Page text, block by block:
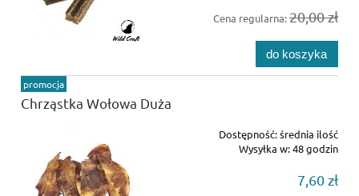
Cena regularna:20,00 zł
do koszyka
Chrząstka Wołowa Duża
Dostępność:średnia ilość
Wysyłka w:48 godzin
7,60 zł
promocja